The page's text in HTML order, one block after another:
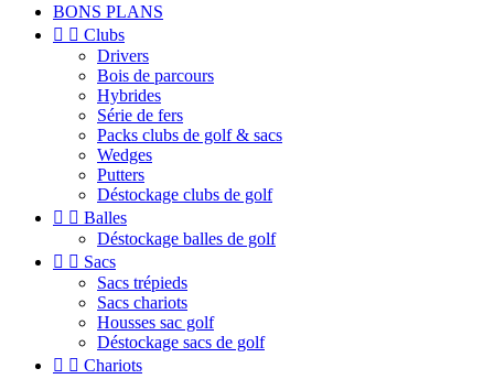
BONS PLANS
  Clubs
Drivers
Bois de parcours
Hybrides
Série de fers
Packs clubs de golf & sacs
Wedges
Putters
Déstockage clubs de golf
  Balles
Déstockage balles de golf
  Sacs
Sacs trépieds
Sacs chariots
Housses sac golf
Déstockage sacs de golf
  Chariots